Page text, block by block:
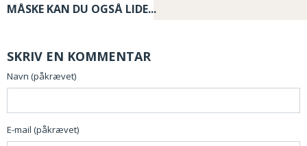
MÅSKE KAN DU OGSÅ LIDE...
SKRIV EN KOMMENTAR
Navn (påkrævet)
E-mail (påkrævet)